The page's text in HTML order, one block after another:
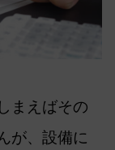
まえばその
が、設備に